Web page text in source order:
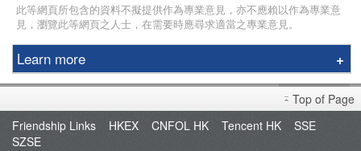
此等網頁所包含的資料不擬提供作為專業意見，亦不應賴以作為專業意
見，瀏覽此等網頁之人士，在需要時應尋求適當之專業意見。
Learn more
Education Center
Course & Seminar
Speaker
Top of Page
Friendship Links
HKEX CNFOL HK Tencent HK
SSE
SZSE